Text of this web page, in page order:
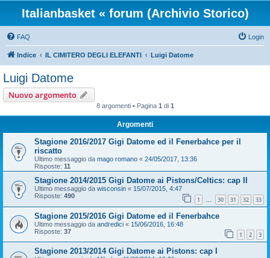
Italianbasket « forum (Archivio Storico)
FAQ Login
Indice IL CIMITERO DEGLI ELEFANTI Luigi Datome
Luigi Datome
Nuovo argomento
8 argomenti • Pagina 1 di 1
Argomenti
Stagione 2016/2017 Gigi Datome ed il Fenerbahce per il
riscatto
Ultimo messaggio da mago romano « 24/05/2017, 13:36
Risposte: 11
Stagione 2014/2015 Gigi Datome ai Pistons/Celtics: cap II
Ultimo messaggio da wisconsin « 15/07/2015, 4:47
Risposte: 490 1 … 30 31 32 33
Stagione 2015/2016 Gigi Datome ed il Fenerbahce
Ultimo messaggio da andredici « 15/06/2016, 16:48
Risposte: 37 1 2 3
Stagione 2013/2014 Gigi Datome ai Pistons: cap I